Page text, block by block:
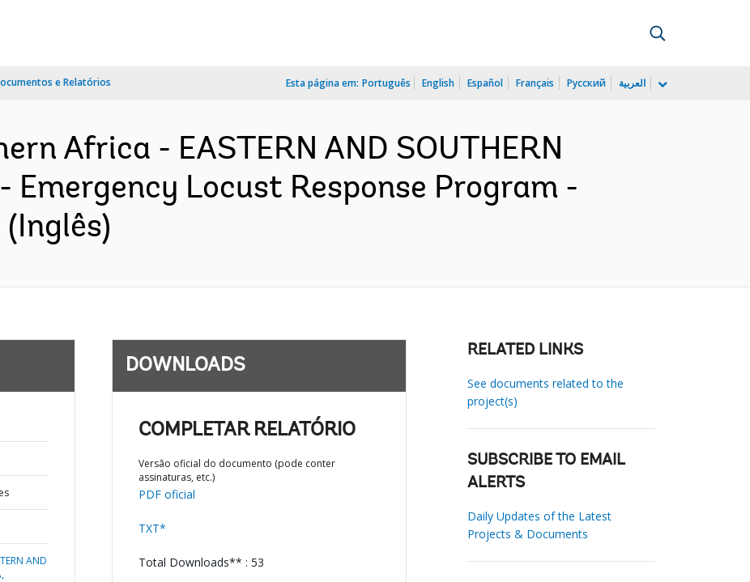
e Relatórios Esta página em: Português English Español Français Русский العربية
Africa - EASTERN AND SOUTHERN
Emergency Locust Response Program -
AND
DOWNLOADS
COMPLETAR RELATÓRIO
Versão oficial do documento (pode conter
assinaturas, etc.)
PDF oficial
TXT*
Total Downloads** : 53
RELATED LINKS
See documents related to the
project(s)
SUBSCRIBE TO EMAIL
ALERTS
Daily Updates of the Latest
Projects & Documents